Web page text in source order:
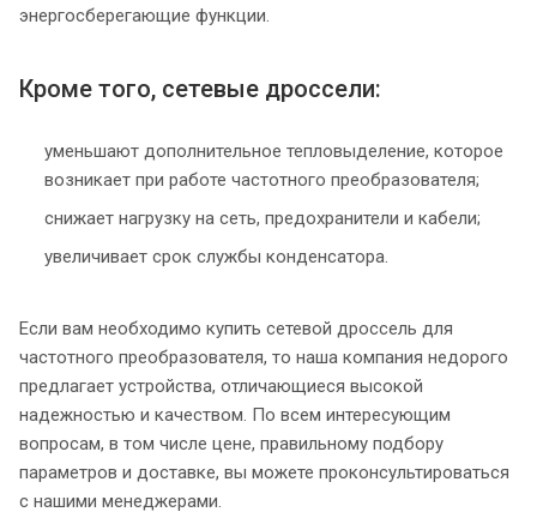
энергосберегающие функции.
Кроме того, сетевые дроссели:
уменьшают дополнительное тепловыделение, которое
возникает при работе частотного преобразователя;
снижает нагрузку на сеть, предохранители и кабели;
увеличивает срок службы конденсатора.
Если вам необходимо купить сетевой дроссель для
частотного преобразователя, то наша компания недорого
предлагает устройства, отличающиеся высокой
надежностью и качеством. По всем интересующим
вопросам, в том числе цене, правильному подбору
параметров и доставке, вы можете проконсультироваться
с нашими менеджерами.